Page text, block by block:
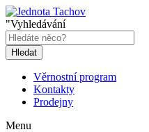
"Vyhledávání
Hledat
Věrnostní program
Kontakty
Prodejny
Menu